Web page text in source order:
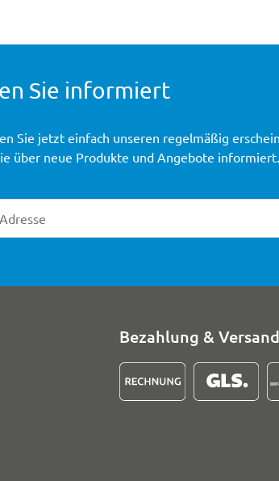
Sie informiert
Registrierung
Sie jetzt einfach unseren regelmäßig
über neue Produkte und Angebote informiert.
Bezahlung & Versand